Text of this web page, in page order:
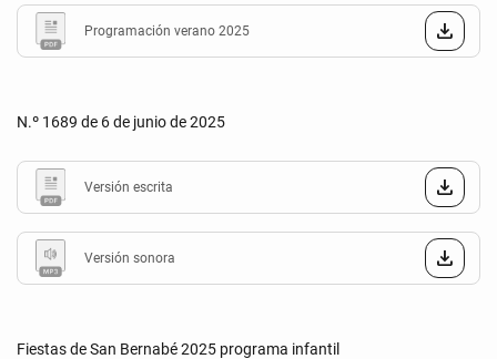
Programación verano 2025
N.º 1689 de 6 de junio de 2025
Versión escrita
Versión sonora
Fiestas de San Bernabé 2025 programa infantil